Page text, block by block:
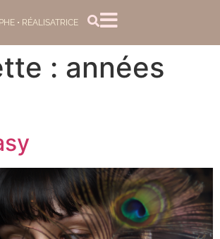
• RÉALISATRICE
: années